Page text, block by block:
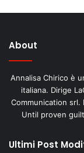
About
Annalisa Chirico è
italiana. Dirige
Communication srl.
Until proven
Ultimi Post